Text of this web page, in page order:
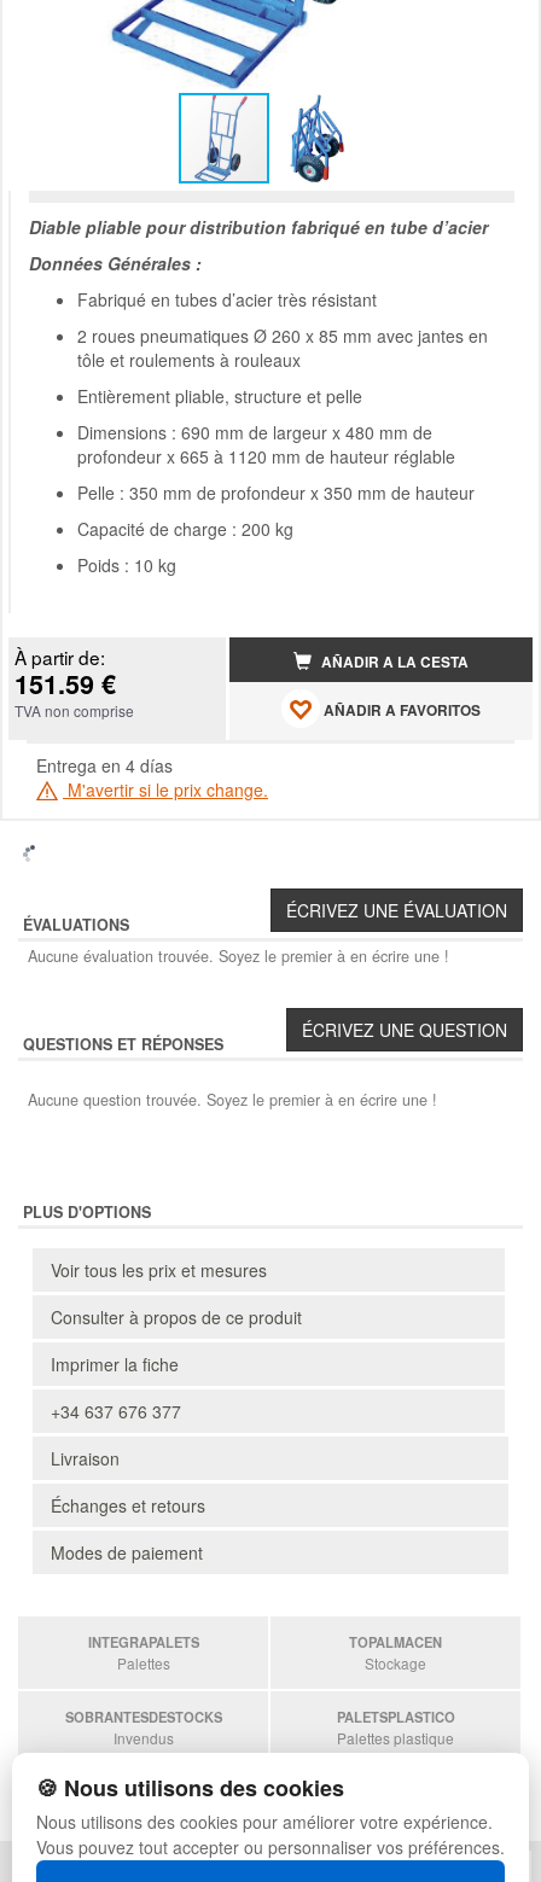
Diable pliable pour distribution fabriqué en tube d’acier
Données Générales :
Fabriqué en tubes d’acier très résistant
2 roues pneumatiques Ø 260 x 85 mm avec jantes en
tôle et roulements à rouleaux
Entièrement pliable, structure et pelle
Dimensions : 690 mm de largeur x 480 mm de
profondeur x 665 à 1120 mm de hauteur réglable
Pelle : 350 mm de profondeur x 350 mm de hauteur
Capacité de charge : 200 kg
Poids : 10 kg
À partir de:
151.59 €
TVA non comprise
AÑADIR A LA CESTA
AÑADIR A FAVORITOS
Entrega en 4 días
M'avertir si le prix change.
ÉVALUATIONS
Aucune évaluation trouvée. Soyez le premier à en écrire une !
QUESTIONS ET RÉPONSES
Aucune question trouvée. Soyez le premier à en écrire une !
PLUS D'OPTIONS
Voir tous les prix et mesures
Consulter à propos de ce produit
Imprimer la fiche
+34 637 676 377
Livraison
Échanges et retours
Modes de paiement
INTEGRAPALETS
Palettes
TOPALMACEN
Stockage
SOBRANTESDESTOCKS
Invendus
PALETSPLASTICO
Palettes plastique
ESTANTERIASKIT
Estanterias
🍪 Nous utilisons des cookies
Nous utilisons des cookies pour améliorer votre expérience.
Vous pouvez tout accepter ou personnaliser vos préférences.